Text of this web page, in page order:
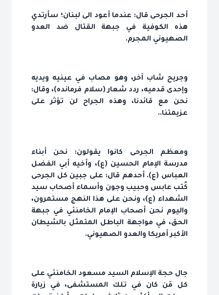
أحد الجرحى قال: عندما أعود الى لبنان؛ سأرتدي
هذه الكوفية في جبهة القتال ضد العدو
الصهيوني المجرم.
وجريح شاب آخر، وهو مصاب في عينيه ويديه
وإحدى قدميه، ردد شعار (سلام فرمانده)، وقال:
نحن مع قائدنا، وهذه الجراح لن تؤثر على
عزيمتنا..
ومعظم الجرحى كانوا يقولون: نحن أبناء
مدرسة الإمام الحسين (ع)، وأخيه أبي الفضل
العباس (ع). أحدهم قال: على جبين كل الجرحى
كُتب عابس وحبيب وجون وأسماء أصحاب سيد
الشهداء (ع)، ونحن على هذا النهج مستمرون،
واليوم نحن أصحاب الإمام الخامنئي في جبهة
الحق، في مواجهة الباطل المتمثل بالشيطان
الأكبر أمريكا والعدو الصهيوني.
جال حجة الإسلام السيد مسعود الخامنئي على
كل مَن كان في تلك المستشفى، في زيارة